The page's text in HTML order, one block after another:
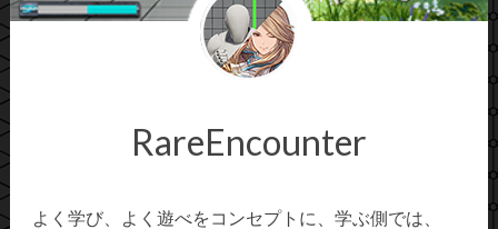
RareEncounter
よく学び、よく遊べをコンセプトに、学ぶ側では、